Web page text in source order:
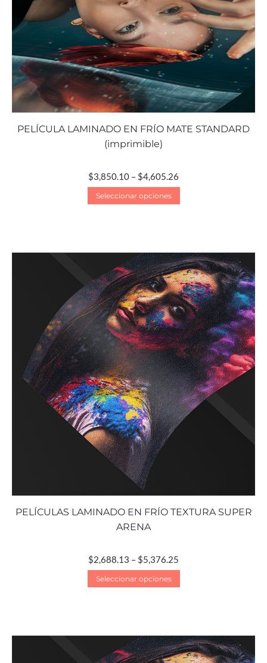
PELÍCULA LAMINADO EN FRÍO MATE STANDARD
(imprimible)
$3,850.10 – $4,605.26
Seleccionar opciones
PELÍCULAS LAMINADO EN FRÍO TEXTURA SUPER
ARENA
$2,688.13 – $5,376.25
Seleccionar opciones